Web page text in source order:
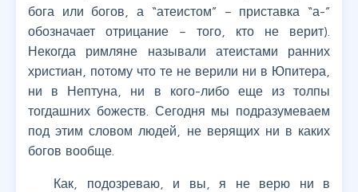
бога или богов, а “атеистом” – приставка “а-”
обозначает отрицание – того, кто не верит).
Некогда римляне называли атеистами ранних
христиан, потому что те не верили ни в Юпитера,
ни в Нептуна, ни в кого-либо еще из толпы
тогдашних божеств. Сегодня мы подразумеваем
под этим словом людей, не верящих ни в каких
богов вообще.
Как, подозреваю, и вы, я не верю ни в